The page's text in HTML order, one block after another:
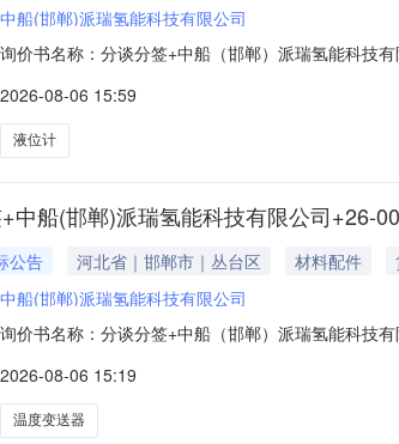
中船(邯郸)派瑞氢能科技有限公司
询价书名称：分谈分签+中船（邯郸）派瑞氢能科技
否附加费（附加费包括运费、包装费、服务费、其他
2026-08-06 15:59
液位计
中船(邯郸)派瑞氢能科技有限公司+26-
公告 河北省｜邯郸市｜丛台区 材料配件
中船(邯郸)派瑞氢能科技有限公司
询价书名称：分谈分签+中船（邯郸）派瑞氢能科技
价：否附加费（附加费包括运费、包装费、服务费、
2026-08-06 15:19
温度变送器